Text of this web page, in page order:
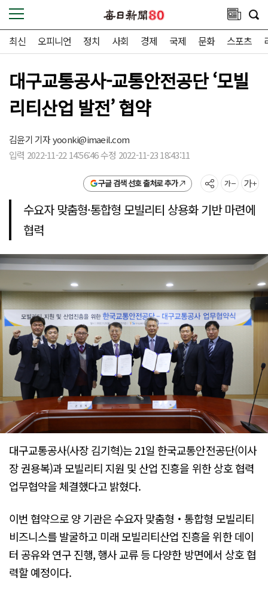
최신 오피니언 정치 사회 경제 국제 문화 스포츠
대구교통공사-교통안전공단 ‘모빌
리티산업 발전’ 협약
김윤기 기자yoonki@imaeil.com
입력 2022-11-22 14:56:46 수정 2022-11-23 18:43:11
구글 검색 선호 출처로 추가
수요자 맞춤형·통합형 모빌리티 상용화 기반 마련에
협력
대구교통공사(사장 김기혁)는 21일 한국교통안전공단(이사
장 권용복)과 모빌리티 지원 및 산업 진흥을 위한 상호 협력
업무협약을 체결했다고 밝혔다.
이번 협약으로 양 기관은 수요자 맞춤형‧통합형 모빌리티
비즈니스를 발굴하고 미래 모빌리티산업 진흥을 위한 데이
터 공유와 연구 진행, 행사 교류 등 다양한 방면에서 상호 협
력할 예정이다.